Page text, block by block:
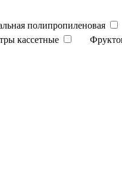
полипропиленовая
кассетные